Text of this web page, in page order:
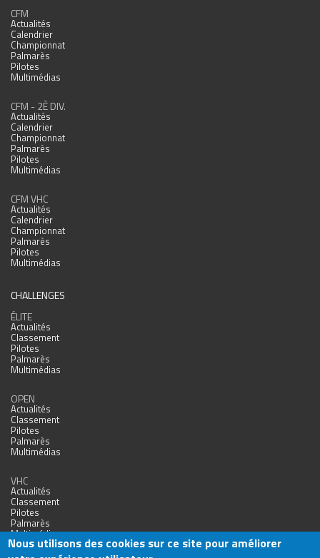
CFM
Actualités
Calendrier
Championnat
Palmarès
Pilotes
Multimédias
CFM - 2È DIV.
Actualités
Calendrier
Championnat
Palmarès
Pilotes
Multimédias
CFM VHC
Actualités
Calendrier
Championnat
Palmarès
Pilotes
Multimédias
CHALLENGES
ÉLITE
Actualités
Classement
Pilotes
Palmarès
Multimédias
OPEN
Actualités
Classement
Pilotes
Palmarès
Multimédias
VHC
Actualités
Classement
Pilotes
Palmarès
Multimédias
Nous utilisons des cookies sur ce site pour améliorer